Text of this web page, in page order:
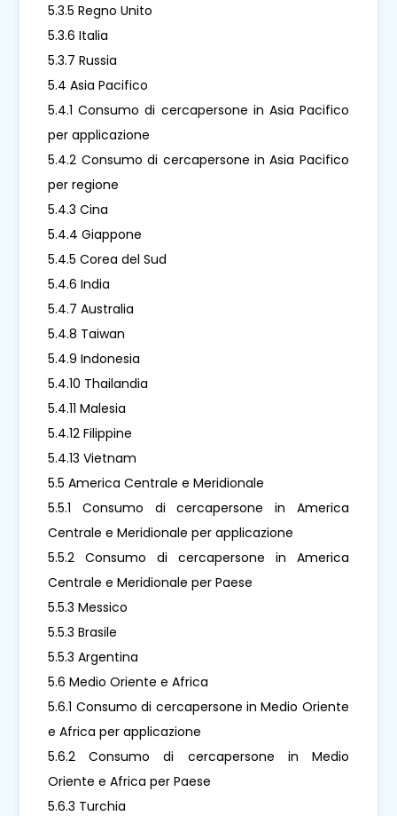
5.3.5 Regno Unito
5.3.6 Italia
5.3.7 Russia
5.4 Asia Pacifico
5.4.1 Consumo di cercapersone in Asia Pacifico
per applicazione
5.4.2 Consumo di cercapersone in Asia Pacifico
per regione
5.4.3 Cina
5.4.4 Giappone
5.4.5 Corea del Sud
5.4.6 India
5.4.7 Australia
5.4.8 Taiwan
5.4.9 Indonesia
5.4.10 Thailandia
5.4.11 Malesia
5.4.12 Filippine
5.4.13 Vietnam
5.5 America Centrale e Meridionale
5.5.1 Consumo di cercapersone in America
Centrale e Meridionale per applicazione
5.5.2 Consumo di cercapersone in America
Centrale e Meridionale per Paese
5.5.3 Messico
5.5.3 Brasile
5.5.3 Argentina
5.6 Medio Oriente e Africa
5.6.1 Consumo di cercapersone in Medio Oriente
e Africa per applicazione
5.6.2 Consumo di cercapersone in Medio
Oriente e Africa per Paese
5.6.3 Turchia